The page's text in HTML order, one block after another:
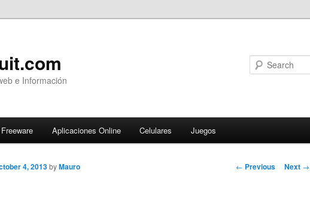
e Información
Freeware Aplicaciones Online Celulares Juegos
Post
← Previous Next →
4, 2013 byMauro